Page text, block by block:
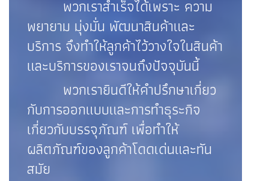
พวกเราสำเร็จได้เพราะ ความ
พยายาม มุ่งมั่น พัฒนาสินค้าและ
บริการ จึงทำให้ลูกค้าไว้วางใจในสินค้า
และบริการของเราจนถึงปัจจุบันนี้
พวกเรายินดีให้คำปรึกษาเกี่ยว
กับการออกแบบและการทำธุระกิจ
เกี่ยวกับบรรจุภัณฑ์ เพื่อทำให้
ผลิตภัณฑ์ของลูกค้าโดดเด่นและทัน
สมัย